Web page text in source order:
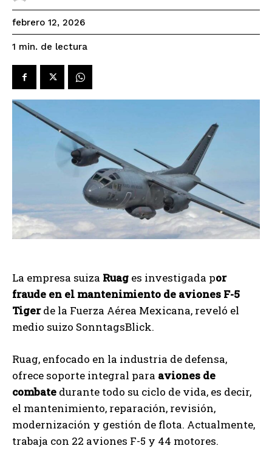
febrero 12, 2026
1 min. de lectura
La empresa suiza Ruag es investigada por
fraude en el mantenimiento de aviones F-5
Tigerde la Fuerza Aérea Mexicana, reveló el
medio suizo SonntagsBlick.
Ruag, enfocado en la industria de defensa,
ofrece soporte integral para aviones de
combate durante todo su ciclo de vida, es decir,
el mantenimiento, reparación, revisión,
modernización y gestión de flota. Actualmente,
trabaja con 22 aviones F-5 y 44 motores.